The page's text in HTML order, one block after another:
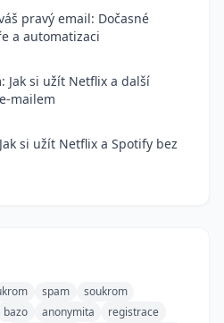
pravý email: Dočasné
a automatizaci
Jak si užít Netflix a další
mailem
si užít Netflix a Spotify bez
spam
soukrom
bazo anonymita
registrace